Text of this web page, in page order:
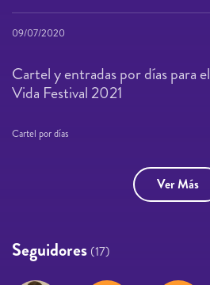
09/07/2020
Cartel y entradas por días para el
Vida Festival 2021
Cartel por días
Ver Más
Seguidores (17)